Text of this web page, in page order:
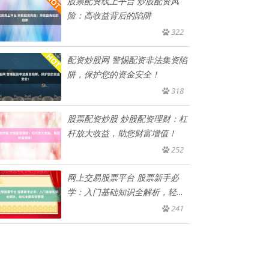
险：高收益背后的陷阱
322
配资炒股网 警惕配资非法集资陷
阱，保护您的资金安全！
318
股票配资炒股 炒股配资理财：杠
杆放大收益，助您财富增值！
252
网上交易股票平台 股票新手必
学：入门基础知识全解析，轻松
241